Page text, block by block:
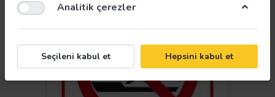
Analitik çerezler
Seçileni kabul et Hepsini kabul et